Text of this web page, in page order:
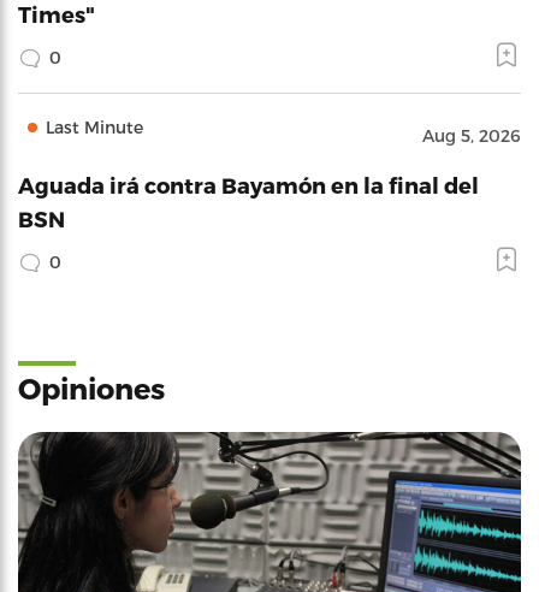
Times"
0
Last Minute Aug 5, 2026
Aguada irá contra Bayamón en la final del
BSN
0
Opiniones